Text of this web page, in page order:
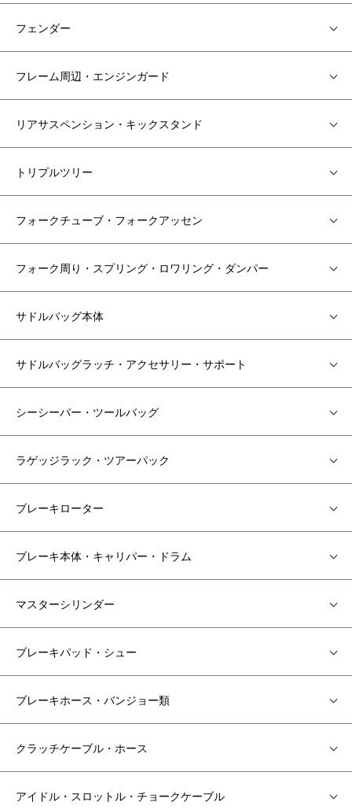
フェンダー
フレーム周辺・エンジンガード
リアサスペンション・キックスタンド
トリプルツリー
フォークチューブ・フォークアッセン
フォーク周り・スプリング・ロワリング・ダンパー
サドルバッグ本体
サドルバッグラッチ・アクセサリー・サポート
シーシーバー・ツールバッグ
ラゲッジラック・ツアーパック
ブレーキローター
ブレーキ本体・キャリパー・ドラム
マスターシリンダー
ブレーキパッド・シュー
ブレーキホース・バンジョー類
クラッチケーブル・ホース
アイドル・スロットル・チョークケーブル